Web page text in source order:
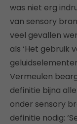
was niet erg
van sensory
veel gevallen
als ‘Het gebruik
Vermeulen
definitie bijna
onder sensory
definitie nodig: